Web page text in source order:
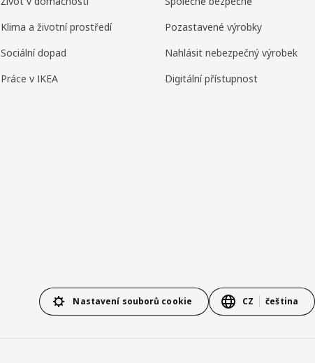
Klima a životní prostředí
Sociální dopad
Práce v IKEA
Pozastavené výrobky
Nahlásit nebezpečný výrobek
Digitální přístupnost
Nastavení souborů cookie CZ čeština